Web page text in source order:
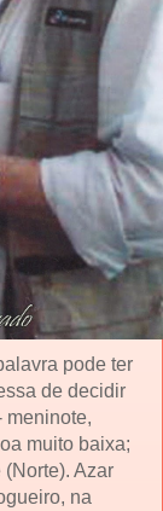
pode ter
de decidir
meninote,
muito baixa;
Azar
na